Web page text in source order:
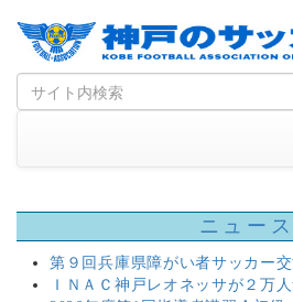
Skip
to
Search
for
ニュース
第９回兵庫県障がい者サッカー
ＩＮＡＣ神戸レオネッサが２万